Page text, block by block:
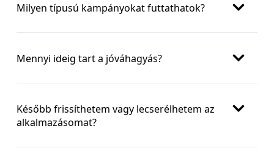
Milyen típusú kampányokat futtathatok?
Mennyi ideig tart a jóváhagyás?
Később frissíthetem vagy lecserélhetem az
alkalmazásomat?